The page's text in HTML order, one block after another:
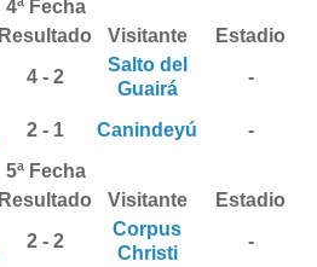
4ª Fecha
Resultado Visitante
Estadio
4 - 2
Salto del
Guairá
-
2 - 1 Canindeyú
-
5ª Fecha
Resultado Visitante
Estadio
2 - 2
Corpus
Christi
-